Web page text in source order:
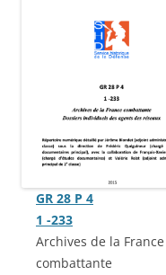
GR 28 P 4
1 -233
Archives de la France
combattante